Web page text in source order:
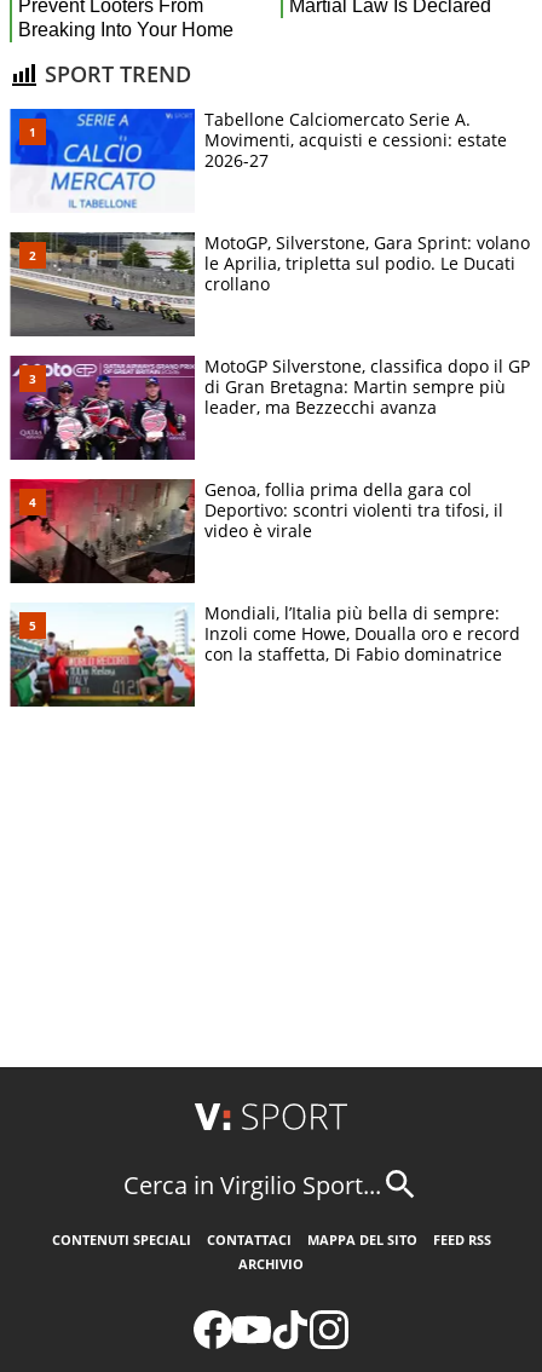
SPORT TREND
Tabellone Calciomercato Serie A.
Movimenti, acquisti e cessioni: estate
2026-27
MotoGP, Silverstone, Gara Sprint: volano
le Aprilia, tripletta sul podio. Le Ducati
crollano
MotoGP Silverstone, classifica dopo il GP
di Gran Bretagna: Martin sempre più
leader, ma Bezzecchi avanza
Genoa, follia prima della gara col
Deportivo: scontri violenti tra tifosi, il
video è virale
Mondiali, l’Italia più bella di sempre:
Inzoli come Howe, Doualla oro e record
con la staffetta, Di Fabio dominatrice
Cerca in Virgilio Sport...
CONTENUTI SPECIALI CONTATTACI MAPPA DEL SITO
FEED RSS
ARCHIVIO